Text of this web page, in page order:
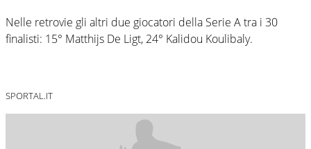
Nelle retrovie gli altri due giocatori della Serie A tra i 30
finalisti: 15° Matthijs De Ligt, 24° Kalidou Koulibaly.
SPORTAL.IT